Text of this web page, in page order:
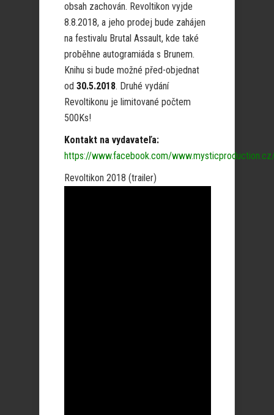
obsah zachován. Revoltikon vyjde
8.8.2018, a jeho prodej bude zahájen
na festivalu Brutal Assault, kde také
proběhne autogramiáda s Brunem.
Knihu si bude možné před-objednat
od 30.5.2018. Druhé vydání
Revoltikonu je limitované počtem
500Ks!
Kontakt na vydavateľa:
https://www.facebook.com/
Revoltikon 2018 (trailer)